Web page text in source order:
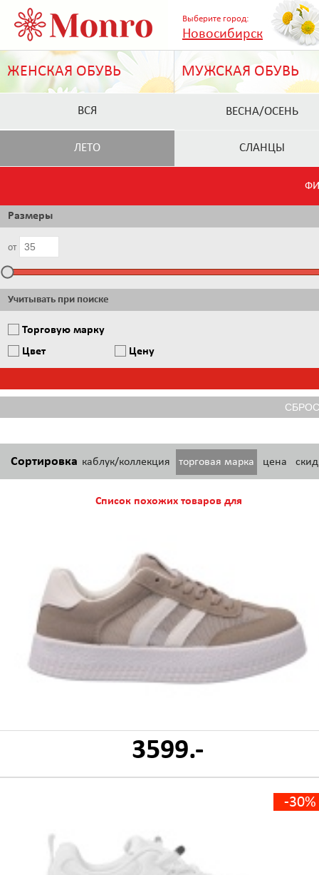
Выберите город:
Новосибирск
ЖЕНСКАЯ ОБУВЬ МУЖСКАЯ ОБУВЬ
ВСЯ ВЕСНА/ОСЕНЬ
ЛЕТО СЛАНЦЫ
Размеры
от
Учитывать при поиске
Торговую марку
Цвет
Цену
Сортировка каблук/коллекция торговая марка цена
Список похожих товаров для
3599.-
-30%